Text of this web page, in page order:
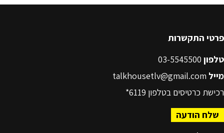
פרטי התקשרות
טלפון
מייל talkhousetlv@gmail.com
רכישת כרטיסים בטלפון 6119*
שלח הודעה